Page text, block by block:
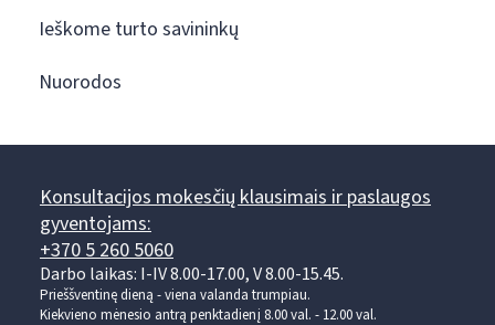
Ieškome turto savininkų
Nuorodos
Konsultacijos mokesčių klausimais ir paslaugos
gyventojams:
+370 5 260 5060
Darbo laikas: I-IV 8.00-17.00, V 8.00-15.45.
Prieššventinę dieną - viena valanda trumpiau.
Kiekvieno mėnesio antrą penktadienį 8.00 val. - 12.00 val.